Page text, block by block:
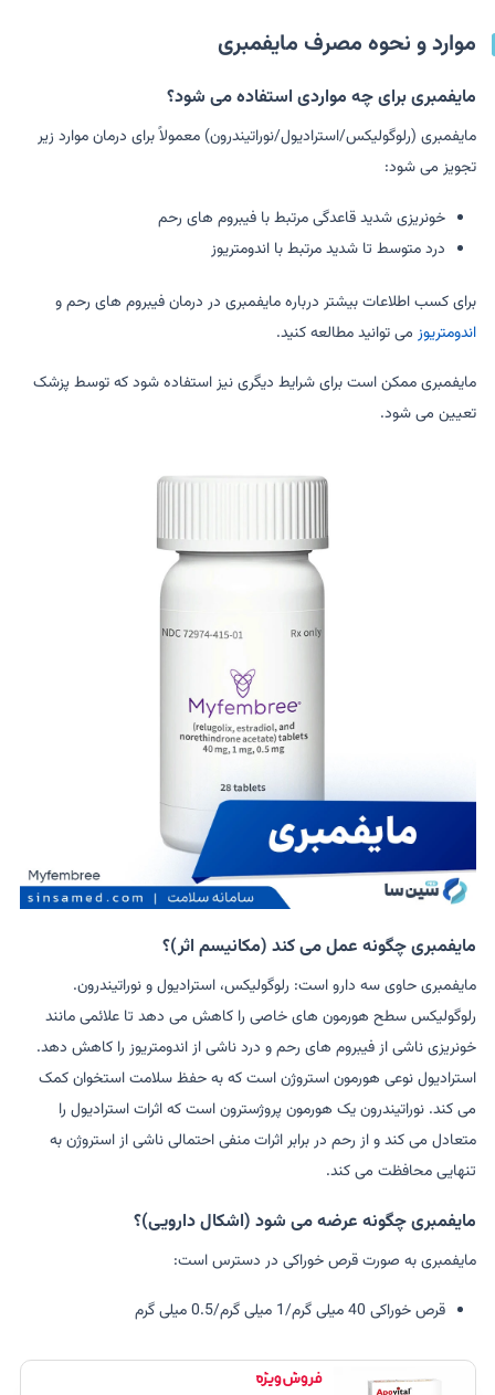
موارد و نحوه مصرف مایفمبری
مایفمبری برای چه مواردی استفاده می شود؟
مایفمبری (رلوگولیکس/استرادیول/نوراتیندرون) معمولاً برای درمان موارد زیر
تجویز می شود:
خونریزی شدید قاعدگی مرتبط با فیبروم های رحم
درد متوسط ​​تا شدید مرتبط با اندومتریوز
برای کسب اطلاعات بیشتر درباره مایفمبری در درمان فیبروم های رحم و
اندومتریوز می توانید مطالعه کنید.
مایفمبری ممکن است برای شرایط دیگری نیز استفاده شود که توسط پزشک
تعیین می شود.
مایفمبری چگونه عمل می کند (مکانیسم اثر)؟
مایفمبری حاوی سه دارو است: رلوگولیکس، استرادیول و نوراتیندرون.
رلوگولیکس سطح هورمون های خاصی را کاهش می دهد تا علائمی مانند
خونریزی ناشی از فیبروم های رحم و درد ناشی از اندومتریوز را کاهش دهد.
استرادیول نوعی هورمون استروژن است که به حفظ سلامت استخوان کمک
می کند. نوراتیندرون یک هورمون پروژسترون است که اثرات استرادیول را
متعادل می کند و از رحم در برابر اثرات منفی احتمالی ناشی از استروژن به
تنهایی محافظت می کند.
مایفمبری چگونه عرضه می شود (اشکال دارویی)؟
مایفمبری به صورت قرص خوراکی در دسترس است:
قرص خوراکی 40 میلی گرم/1 میلی گرم/0.5 میلی گرم